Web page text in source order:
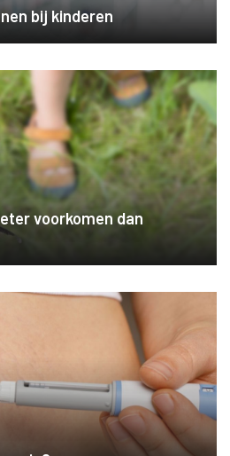
bij kinderen
voorkomen dan